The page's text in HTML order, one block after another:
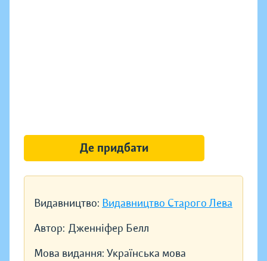
Видавництво: Видавництво Старого Лева
Автор: Дженніфер Белл
Мова видання: Українська мова
Де придбати